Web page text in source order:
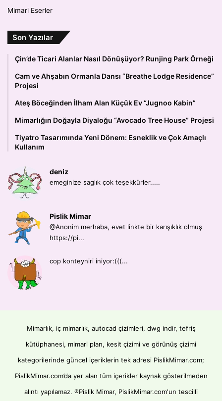
Mimari Eserler
Son Yazılar
Çin’de Ticari Alanlar Nasıl Dönüşüyor? Runjing Park Örneği
Cam ve Ahşabın Ormanla Dansı “Breathe Lodge Residence”
Projesi
Ateş Böceğinden İlham Alan Küçük Ev “Jugnoo Kabin”
Mimarlığın Doğayla Diyaloğu “Avocado Tree House” Projesi
Tiyatro Tasarımında Yeni Dönem: Esneklik ve Çok Amaçlı
Kullanım
deniz
emeginize saglık çok teşekkürler.....
Pislik Mimar
@Anonim merhaba, evet linkte bir karışıklık olmuş
https://pi...
cop konteyniri iniyor:(((...
Mimarlık, iç mimarlık, autocad çizimleri, dwg indir, tefriş
kütüphanesi, mimari plan, kesit çizimi ve görünüş çizimi
kategorilerinde güncel içeriklerin tek adresi PislikMimar.com;
PislikMimar.com’da yer alan tüm içerikler kaynak gösterilmeden
alıntı yapılamaz. ®Pislik Mimar, PislikMimar.com'un tescilli